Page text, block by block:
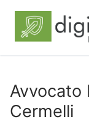
Avvocato
Cermelli